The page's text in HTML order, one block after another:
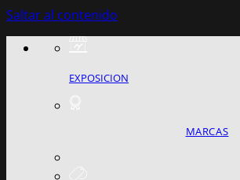
Saltar al contenido
EXPOSICION
MARCAS